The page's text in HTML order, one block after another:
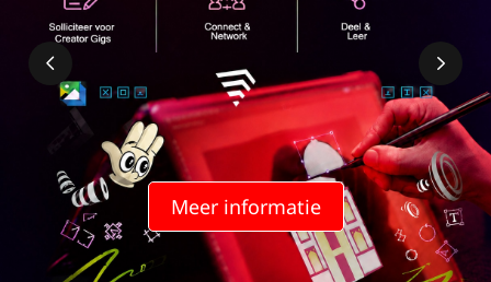
Meer informatie